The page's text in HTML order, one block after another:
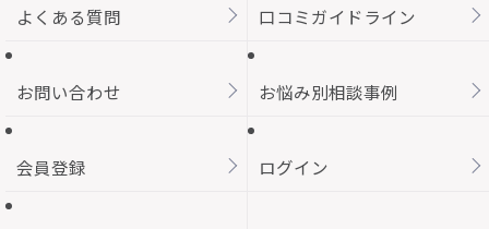
よくある質問 口コミガイドライン
お問い合わせ お悩み別相談事例
会員登録 ログイン